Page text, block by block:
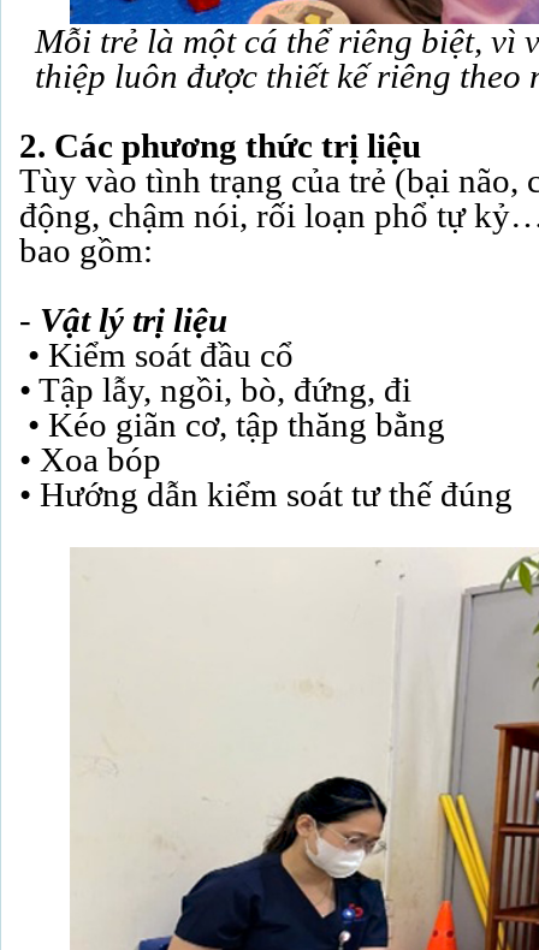
Mỗi trẻ là một cá thể riêng biệt, vì
thiệp luôn được thiết kế riêng theo
2. Các phương thức trị liệu
Tùy vào tình trạng của trẻ (bại não,
động, chậm nói, rối loạn phổ tự
bao gồm:
- Vật lý trị liệu
• Kiểm soát đầu cổ
• Tập lẫy, ngồi, bò, đứng, đi
• Kéo giãn cơ, tập thăng bằng
• Xoa bóp
• Hướng dẫn kiểm soát tư thế đúng